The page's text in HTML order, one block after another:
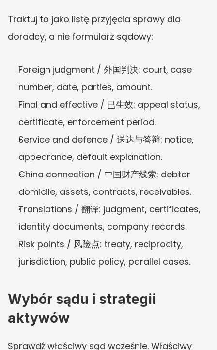
Traktuj to jako listę przyjęcia sprawy dla
doradcy, a nie formularz sądowy:
Foreign judgment / 外国判决: court, case
number, date, parties, amount.
Final and effective / 已生效: appeal status,
certificate, enforcement period.
Service and defence / 送达与答辩: notice,
appearance, default explanation.
China connection / 中国财产线索: debtor
domicile, assets, contracts, receivables.
Translations / 翻译: judgment, certificates,
identity documents, company records.
Risk points / 风险点: treaty, reciprocity,
jurisdiction, public policy, parallel cases.
Wybór sądu i strategii
aktywów
Sprawdź właściwy sąd wcześnie. Właściwy